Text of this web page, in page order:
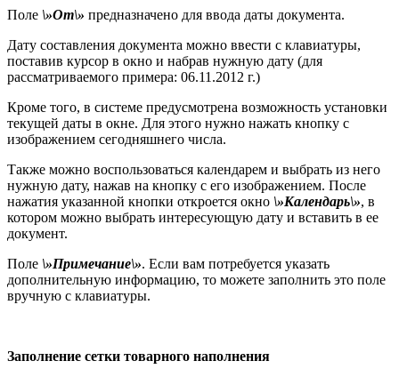
Поле \»От\» предназначено для ввода даты документа.
Дату составления документа можно ввести с клавиатуры,
поставив курсор в окно и набрав нужную дату (для
рассматриваемого примера: 06.11.2012 г.)
Кроме того, в системе предусмотрена возможность установки
текущей даты в окне. Для этого нужно нажать кнопку с
изображением сегодняшнего числа.
Также можно воспользоваться календарем и выбрать из него
нужную дату, нажав на кнопку с его изображением. После
нажатия указанной кнопки откроется окно \»Календарь\», в
котором можно выбрать интересующую дату и вставить в ее
документ.
Поле \»Примечание\». Если вам потребуется указать
дополнительную информацию, то можете заполнить это поле
вручную с клавиатуры.
Заполнение сетки товарного наполнения